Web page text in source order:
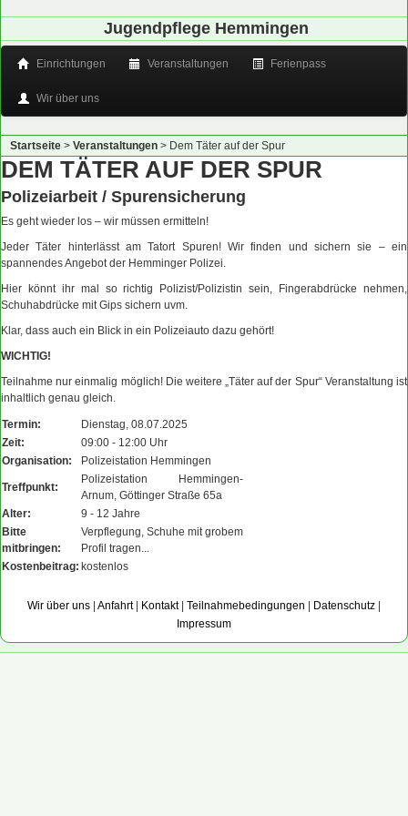
Jugendpflege Hemmingen
Einrichtungen Veranstaltungen Ferienpass
Wir über uns
Startseite > Veranstaltungen > Dem Täter auf der Spur
DEM TÄTER AUF DER SPUR
Polizeiarbeit / Spurensicherung
Es geht wieder los – wir müssen ermitteln!
Jeder Täter hinterlässt am Tatort Spuren! Wir finden und sichern sie – ein
spannendes Angebot der Hemminger Polizei.
Hier könnt ihr mal so richtig Polizist/Polizistin sein, Fingerabdrücke nehmen,
Schuhabdrücke mit Gips sichern uvm.
Klar, dass auch ein Blick in ein Polizeiauto dazu gehört!
WICHTIG!
Teilnahme nur einmalig möglich! Die weitere „Täter auf der Spur“ Veranstaltung ist
inhaltlich genau gleich.
Termin:
Dienstag, 08.07.2025
Zeit:
09:00 - 12:00 Uhr
Organisation:
Polizeistation Hemmingen
Treffpunkt:
Polizeistation Hemmingen-
Arnum, Göttinger Straße 65a
Alter:
9 - 12 Jahre
Bitte
mitbringen:
Verpflegung, Schuhe mit grobem
Profil tragen...
Kostenbeitrag: kostenlos
Wir über uns Anfahrt| Kontakt| Teilnahmebedingungen Datenschutz
Impressum